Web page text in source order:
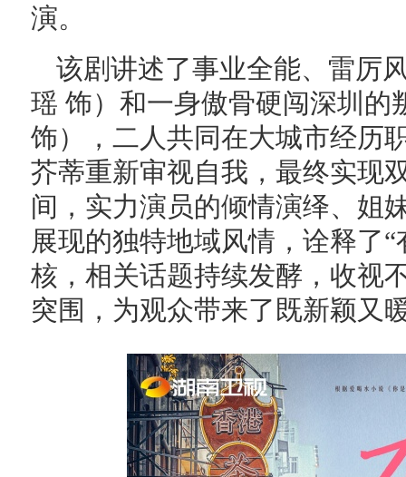
演。
该剧讲述了事业全能、雷厉
瑶 饰）和一身傲骨硬闯深圳的
饰），二人共同在大城市经历
芥蒂重新审视自我，最终实现
间，实力演员的倾情演绎、姐
展现的独特地域风情，诠释了
核，相关话题持续发酵，收视
突围，为观众带来了既新颖又